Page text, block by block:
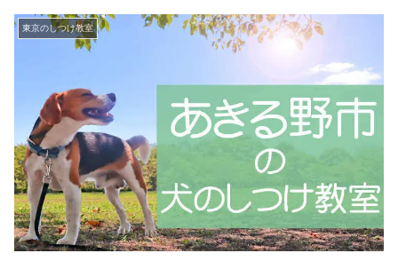
東京のしつけ教室